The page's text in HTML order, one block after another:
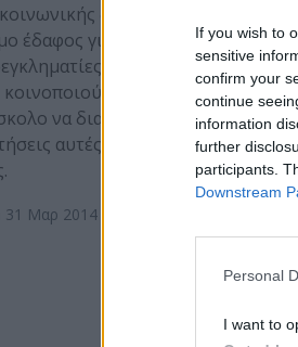
If you wish to
sensitive
confirm your
continue
information
further
participants.
Downstream
Personal
I want to
δικτύωσης αποτελούν
έδαφος για τους
καθώς χιλιάδες
καθημερινά και
να διακρίνει κανείς ποιες από
αυτές είναι αληθινές, άρα και
31 Μαρ 2014